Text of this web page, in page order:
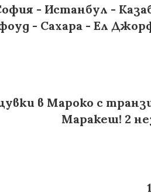
- Истанбул -
- Сахара - Ел
в Мароко с
Маракеш! 2
1 ден: София -